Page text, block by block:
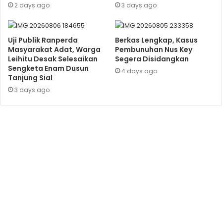
2 days ago 3 days ago
Uji Publik Ranperda
Masyarakat Adat, Warga
Leihitu Desak Selesaikan
Sengketa Enam Dusun
Tanjung Sial
3 days ago
Berkas Lengkap, Kasus
Pembunuhan Nus Key
Segera Disidangkan
4 days ago